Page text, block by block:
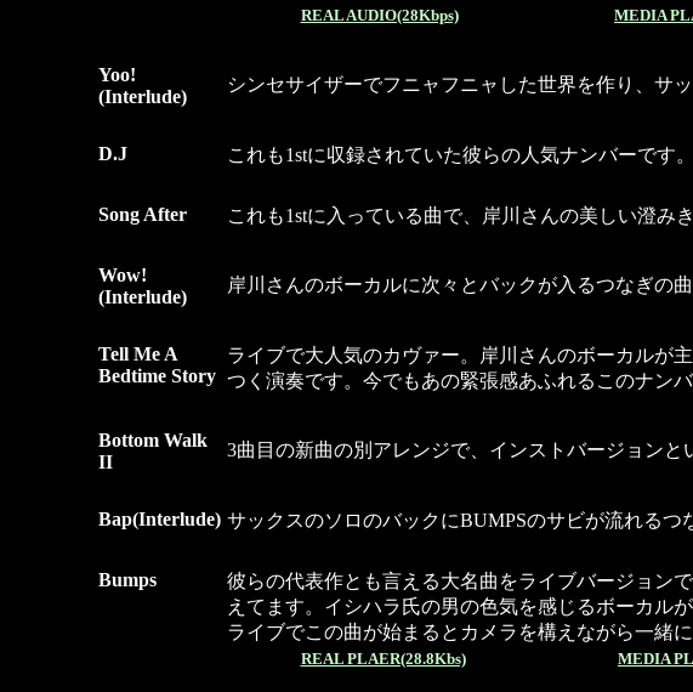
REAL AUDIO(28Kbps) MEDIA
Yoo!
(Interlude)
シンセサイザーでフニャフニャした世界を作り、サ
D.J
これも1stに収録されていた彼らの人気ナンバーです。
Song After
これも1stに入っている曲で、岸川さんの美しい澄み
Wow!
(Interlude)
岸川さんのボーカルに次々とバックが入るつなぎの曲
Tell Me A
Bedtime Story
ライブで大人気のカヴァー。岸川さんのボーカルが
つく演奏です。今でもあの緊張感あふれるこのナン
Bottom Walk
II
3曲目の新曲の別アレンジで、インストバージョンと
Bap(Interlude) サックスのソロのバックにBUMPSのサビが流れるつ
Bumps
彼らの代表作とも言える大名曲をライブバージョン
えてます。イシハラ氏の男の色気を感じるボーカルが
ライブでこの曲が始まるとカメラを構えながら一緒
REAL PLAER(28.8Kbs) MEDIA